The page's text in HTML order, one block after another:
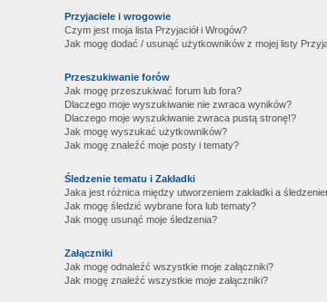
Przyjaciele i wrogowie
Czym jest moja lista Przyjaciół i Wrogów?
Jak mogę dodać / usunąć użytkowników z mojej listy
Przeszukiwanie forów
Jak mogę przeszukiwać forum lub fora?
Dlaczego moje wyszukiwanie nie zwraca wyników?
Dlaczego moje wyszukiwanie zwraca pustą stronę!?
Jak mogę wyszukać użytkowników?
Jak mogę znaleźć moje posty i tematy?
Śledzenie tematu i Zakładki
Jaka jest różnica między utworzeniem zakładki a
Jak mogę śledzić wybrane fora lub tematy?
Jak mogę usunąć moje śledzenia?
Załączniki
Jak mogę odnaleźć wszystkie moje załączniki?
Jak mogę znaleźć wszystkie moje załączniki?